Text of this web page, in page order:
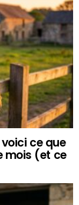
ce que
mois (et ce